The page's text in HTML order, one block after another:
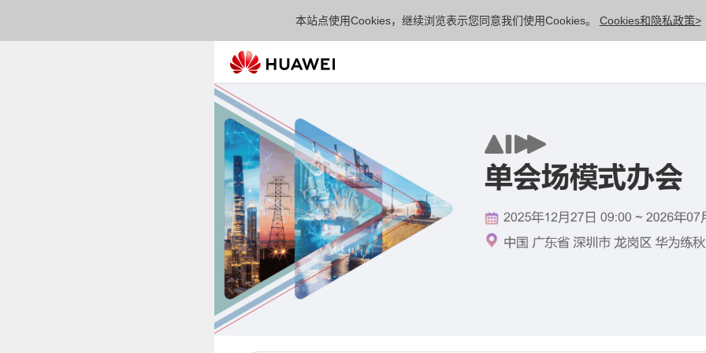
本站点使用Cookies，继续浏览表示您同意我们使用Cookies。 Cookies和隐私政策>